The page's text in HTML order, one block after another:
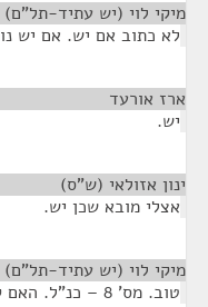
מיקי לוי (יש עתיד-תל"ם)
לא כתוב אם יש. אם יש
ארז אורעד
יש.
ינון אזולאי (ש"ס)
אצלי מובא שכן יש.
מיקי לוי (יש עתיד-תל"ם)
טוב. מס' 8 – כנ"ל. האם קיים נוהל תקין?